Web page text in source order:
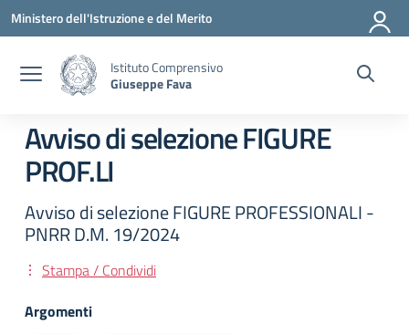
Vai ai contenuti
Vai al menu di navigazione
Vai al footer
Ministero dell'Istruzione e del Merito
Istituto Comprensivo
Giuseppe Fava
Avviso di selezione FIGURE
PROF.LI
Avviso di selezione FIGURE PROFESSIONALI -
PNRR D.M. 19/2024
Stampa / Condividi
Argomenti